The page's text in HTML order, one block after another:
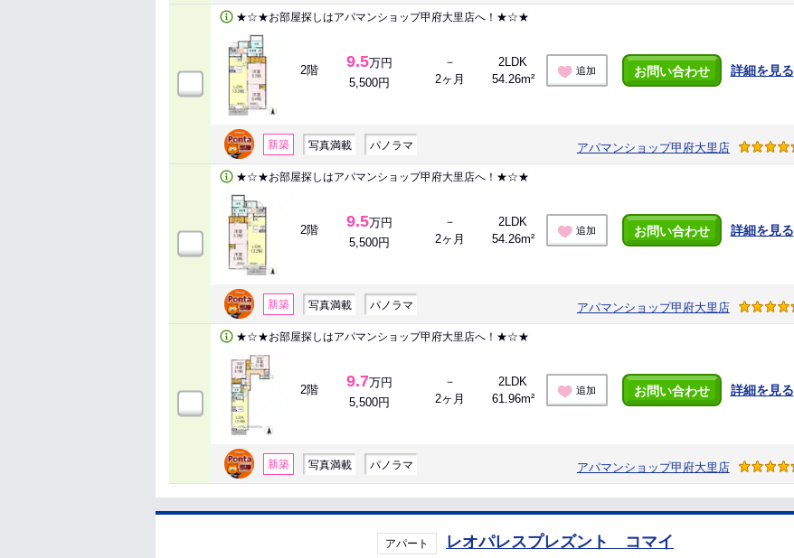
★☆★お部屋探しはアパマンショップ甲府大里店へ！★☆★
2階 9.5万円
5,500円
－
2ヶ月
2LDK
54.26m²
追加 お問い合わせ 詳細を見る
新築 写真満載 パノラマ アパマンショップ甲府大里店
★☆★お部屋探しはアパマンショップ甲府大里店へ！★☆★
2階 9.5万円
5,500円
－
2ヶ月
2LDK
54.26m²
追加 お問い合わせ 詳細を見る
新築 写真満載 パノラマ アパマンショップ甲府大里店
★☆★お部屋探しはアパマンショップ甲府大里店へ！★☆★
2階 9.7万円
5,500円
－
2ヶ月
2LDK
61.96m²
追加 お問い合わせ 詳細を見る
新築 写真満載 パノラマ アパマンショップ甲府大里店
アパート レオパレスプレズント コマイ